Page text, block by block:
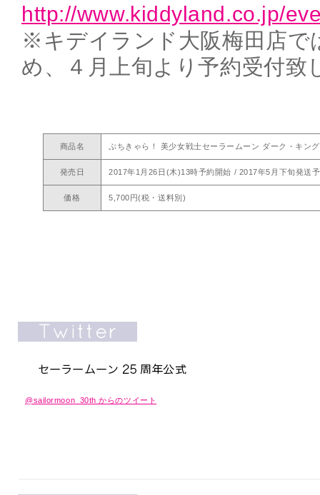
http://www.kiddyland.co.jp/
※キデイランド大阪梅田店で
め、４月上旬より予約受付致
商品名 ぷちきゃら！ 美少女戦士セーラームーン ダーク・キン
発売日 2017年1月26日(木)13時予約開始 / 2017年5月下旬発送
価格 5,700円(税・送料別)
@sailormoon_30th からのツイート